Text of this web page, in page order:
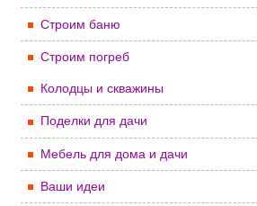
Строим баню
Строим погреб
Колодцы и скважины
Поделки для дачи
Мебель для дома и дачи
Ваши идеи